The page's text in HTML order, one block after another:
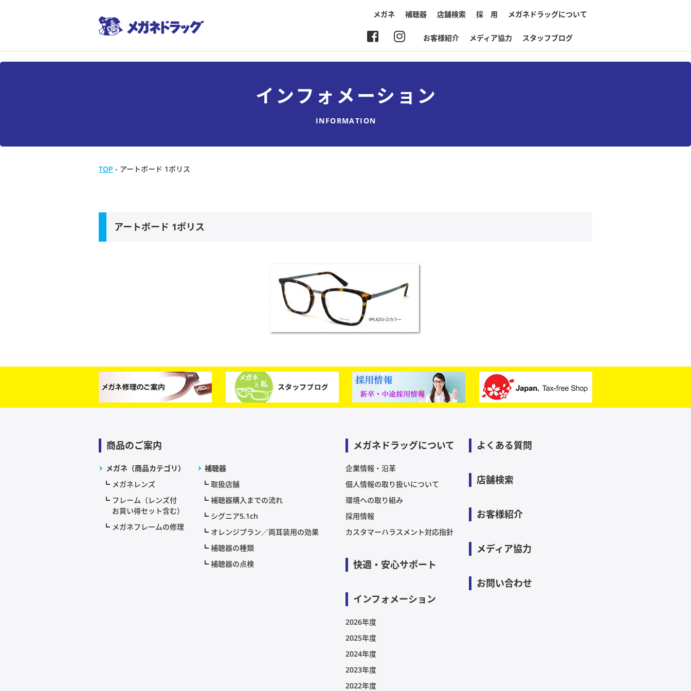
メガネ 補聴器 店舗検索 採 用 メガネドラッグについて
お客様紹介 メディア協力 スタッフブログ
インフォメーション
INFORMATION
TOP - アートボード 1ポリス
アートボード 1ポリス
商品のご案内
メガネ（商品カテゴリ）
メガネレンズ
フレーム（レンズ付
お買い得セット含む）
メガネフレームの修理
補聴器
取扱店舗
補聴器購入までの流れ
シグニア5.1ch
オレンジプラン／両耳装用の効果
補聴器の種類
補聴器の点検
メガネドラッグについて
企業情報・沿革
個人情報の取り扱いについて
環境への取り組み
採用情報
カスタマーハラスメント対応指針
快適・安心サポート
インフォメーション
2026年度
2025年度
2024年度
2023年度
2022年度
よくある質問
店舗検索
お客様紹介
メディア協力
お問い合わせ